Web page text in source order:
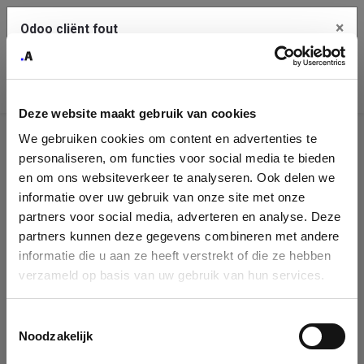
Deze website maakt gebruik van cookies
We gebruiken cookies om content en advertenties te
personaliseren, om functies voor social media te bieden
en om ons websiteverkeer te analyseren. Ook delen we
informatie over uw gebruik van onze site met onze
partners voor social media, adverteren en analyse. Deze
partners kunnen deze gegevens combineren met andere
informatie die u aan ze heeft verstrekt of die ze hebben
verzameld op basis van uw gebruik van hun services.
Noodzakelijk
Identificatie
onderneming
Please fill in your company details
You can search a company in our database by name, VAT or
enterprise ID. When a company is selected it will auto-complete the
form. If you don't find your company in our database, you can create
Odoo cliënt fout ×
klembord
Je dient de kopieer knop te gebruiken om de fout te melden
aan support.
Bekijk details